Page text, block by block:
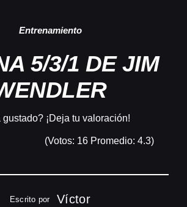
Entrenamiento
5/3/1 DE JIM
gustado? ¡Deja tu valoración!
(Votos: 16Promedio: 4.3)
Escrito por Víctor